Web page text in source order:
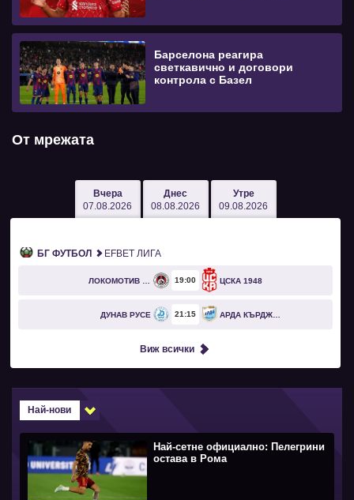
Барселона реагира
светкавично и договори
контрола с Базел
От мрежата
Вчера
07.08.2026
Днес
08.08.2026
Утре
09.08.2026
БГ ФУТБОЛ EFBET ЛИГА
19 00 ЦСКА 1948
ДУНАВ РУСЕ 21 15 АРДА КЪРДЖАЛИ
Виж всички
Най-нови
Най-сетне официално: Пелегрини
остава в Рома